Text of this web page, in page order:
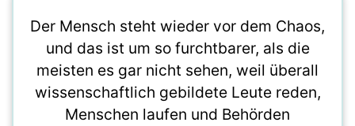
Der Mensch steht wieder vor dem Chaos,
und das ist um so furchtbarer, als die
meisten es gar nicht sehen, weil überall
wissenschaftlich gebildete Leute reden,
Menschen laufen und Behörden